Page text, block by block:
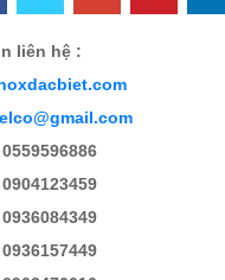
liên hệ :